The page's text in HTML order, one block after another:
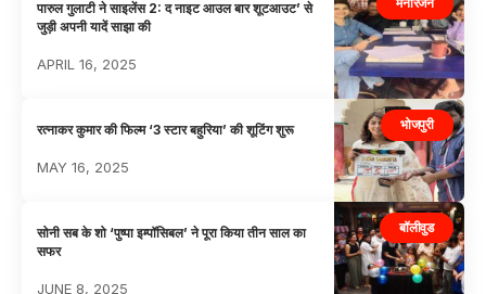
पारुल गुलाटी ने साइलेंस 2: द नाइट आउल बार शूटआउट’ से
जुड़ी अपनी यादें साझा की
APRIL 16, 2025
भोजपुरी
रत्नाकर कुमार की फिल्म ‘3 स्टार बहुरिया’ की शूटिंग शुरू
MAY 16, 2025
बॉलीवुड
सोनी सब के शो ‘पुष्पा इम्पॉसिबल’ ने पूरा किया तीन साल का
सफर
JUNE 8, 2025